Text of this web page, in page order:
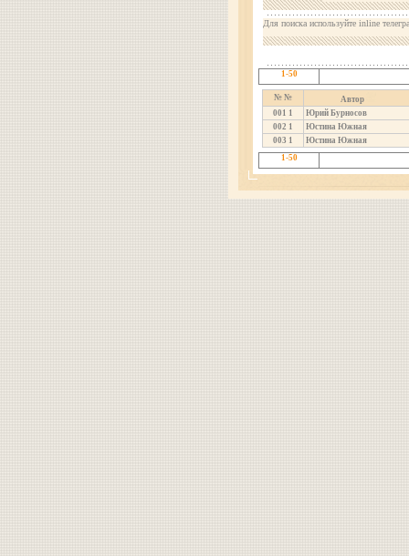
Для поиска используйте inline
1-50
№ №
Автор
001 1
Юрий Бурносов
002 1
Юстина Южная
003 1
Юстина Южная
1-50